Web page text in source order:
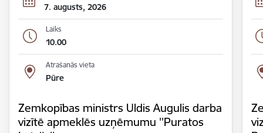
7. augusts, 2026
Laiks
10.00
Atrašanās vieta
Pūre
Zemkopības ministrs Uldis Augulis darba
vizītē apmeklēs uzņēmumu ''Puratos